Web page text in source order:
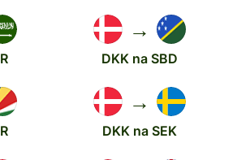
→
DKK na SBD
→
DKK na SEK